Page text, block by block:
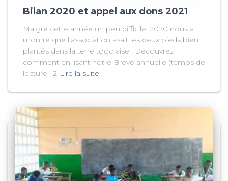
Bilan 2020 et appel aux dons 2021
Malgré cette année un peu difficile, 2020 nous a
montré que l’association avait les deux pieds bien
plantés dans la terre togolaise ! Découvrez
comment en lisant notre Brève annuelle (temps de
lecture : 2 Lire la suite